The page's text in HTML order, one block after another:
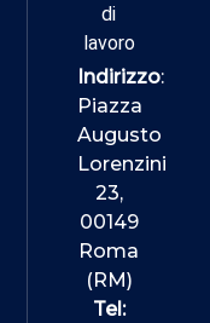
di
lavoro
Indirizzo:
Piazza
Augusto
Lorenzini
23,
00149
Roma
(RM)
Tel: